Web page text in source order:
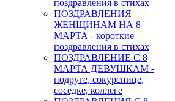
поздравления в стихах
ПОЗДРАВЛЕНИЯ
ЖЕНЩИНАМ НА 8
МАРТА - короткие
поздравления в стихах
ПОЗДРАВЛЕНИЕ С 8
МАРТА ДЕВУШКАМ -
подруге, сокурснице,
соседке, коллеге